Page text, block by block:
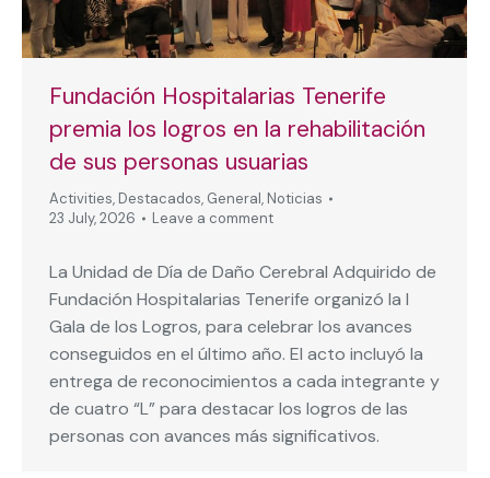
Fundación Hospitalarias Tenerife
premia los logros en la rehabilitación
de sus personas usuarias
Activities, Destacados, General, Noticias
23 July, 2026
Leave a comment
La Unidad de Día de Daño Cerebral Adquirido de
Fundación Hospitalarias Tenerife organizó la I
Gala de los Logros, para celebrar los avances
conseguidos en el último año. El acto incluyó la
entrega de reconocimientos a cada integrante y
de cuatro “L” para destacar los logros de las
personas con avances más significativos.